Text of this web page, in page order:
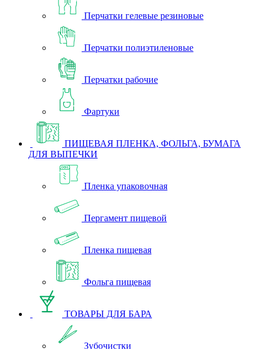
Перчатки гелевые резиновые
Перчатки полиэтиленовые
Перчатки рабочие
Фартуки
ПИЩЕВАЯ ПЛЕНКА, ФОЛЬГА, БУМАГА
ДЛЯ ВЫПЕЧКИ
Пленка упаковочная
Пергамент пищевой
Пленка пищевая
Фольга пищевая
ТОВАРЫ ДЛЯ БАРА
Зубочистки